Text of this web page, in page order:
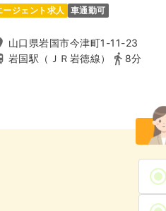
ージェント求人 車通勤可
山口県岩国市今津町1-11-23
岩国駅（ＪＲ岩徳線）
8分